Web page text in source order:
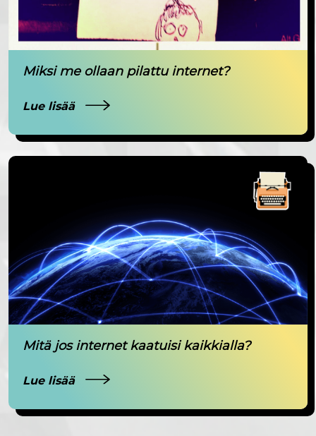
Miksi me ollaan pilattu internet?
Lue lisää
Mitä jos internet kaatuisi kaikkialla?
Lue lisää